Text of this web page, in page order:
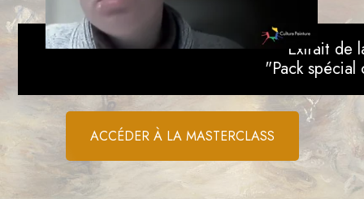
Extrait de
"Pack
ACCÉDER À LA MASTERCLASS